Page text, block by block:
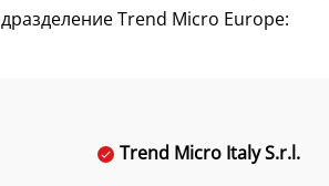
Trend Micro Europe:
Trend Micro Italy S.r.l.